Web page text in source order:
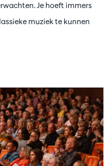
Je hoeft immers
muziek te kunnen